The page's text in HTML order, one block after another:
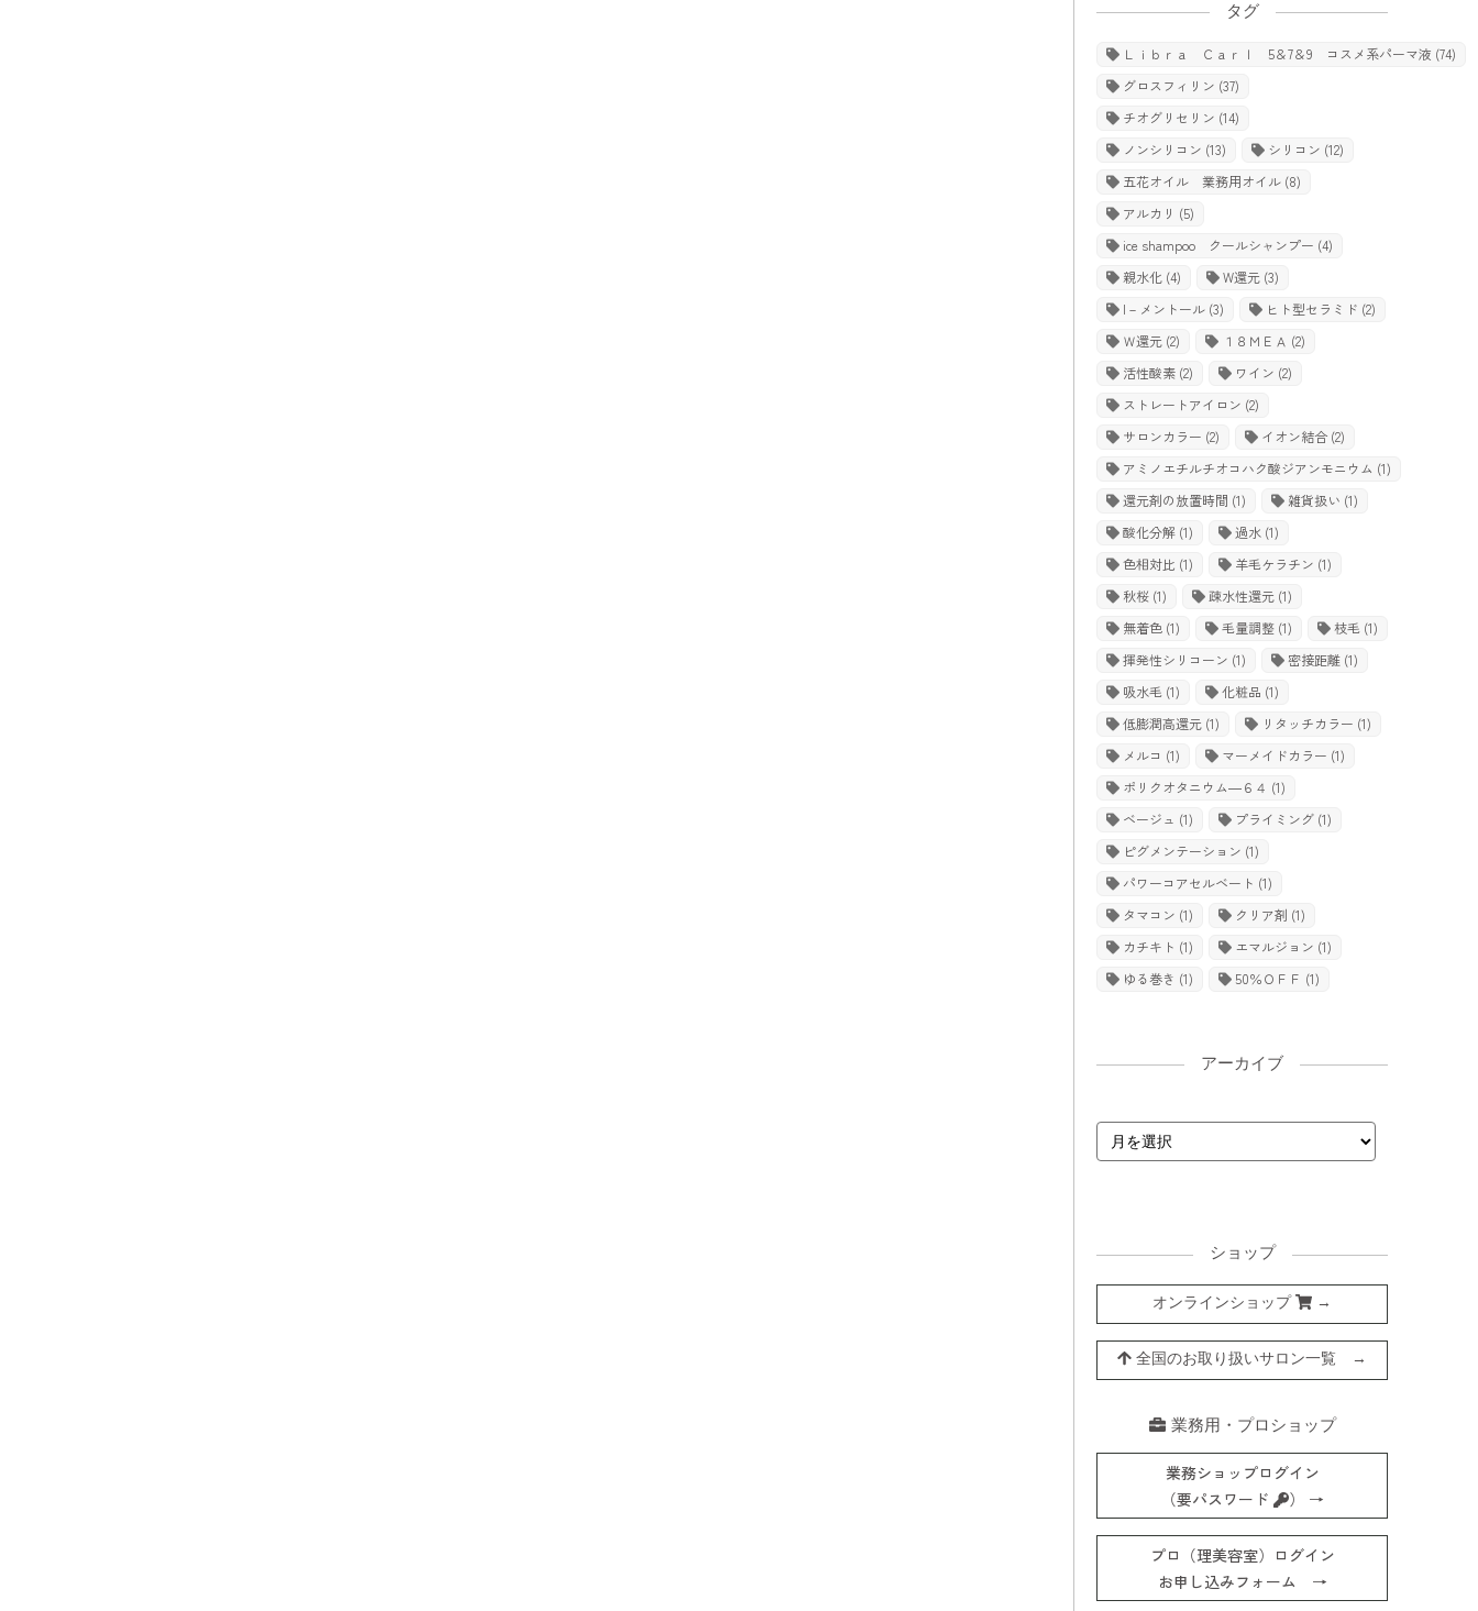
タグ
Ｌｉｂｒａ Ｃａｒｌ 5＆7＆9 コスメ系パーマ液 (74)
グロスフィリン (37)
チオグリセリン (14)
ノンシリコン (13) シリコン (12)
五花オイル 業務用オイル (8)
アルカリ (5)
ice shampoo クールシャンプー (4)
親水化 (4) W還元 (3)
l－メントール (3) ヒト型セラミド (2)
Ｗ還元 (2) １８ＭＥＡ (2)
活性酸素 (2) ワイン (2)
ストレートアイロン (2)
サロンカラー (2) イオン結合 (2)
アミノエチルチオコハク酸ジアンモニウム (1)
還元剤の放置時間 (1) 雑貨扱い (1)
酸化分解 (1) 過水 (1)
色相対比 (1) 羊毛ケラチン (1)
秋桜 (1) 疎水性還元 (1)
無着色 (1) 毛量調整 (1) 枝毛 (1)
揮発性シリコーン (1) 密接距離 (1)
吸水毛 (1) 化粧品 (1)
低膨潤高還元 (1) リタッチカラー (1)
メルコ (1) マーメイドカラー (1)
ポリクオタニウム―６４ (1)
ベージュ (1) プライミング (1)
ピグメンテーション (1)
パワーコアセルベート (1)
タマコン (1) クリア剤 (1)
カチキト (1) エマルジョン (1)
ゆる巻き (1) 50％ＯＦＦ (1)
アーカイブ
ショップ
オンラインショップ →
全国のお取り扱いサロン一覧 →
業務用・プロショップ
業務ショップログイン
（要パスワード
） →
プロ（理美容室）ログイン
お申し込みフォーム →